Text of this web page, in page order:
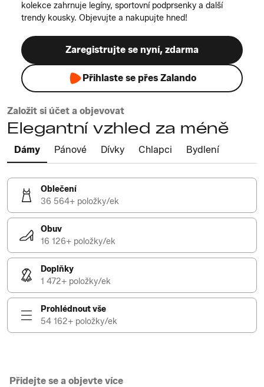
kolekce zahrnuje legíny, sportovní podprsenky a další
trendy kousky. Objevujte a nakupujte hned!
Zaregistrujte se nyní, zdarma
Přihlaste se přes Zalando
Založit si účet a objevovat
Elegantní vzhled za méně
Dámy Pánové Dívky Chlapci Bydlení
Oblečení
36 564+ položky/ek
Obuv
16 126+ položky/ek
Doplňky
1 472+ položky/ek
Prohlédnout vše
54 162+ položky/ek
Přidejte se a objevte více